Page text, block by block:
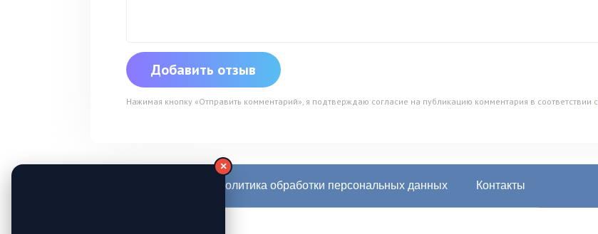
Нажимая кнопку «Отправить комментарий», я подтверждаю согласие на публикацию комментария в соответствии с
Политика обработки персональных данных Контакты
×